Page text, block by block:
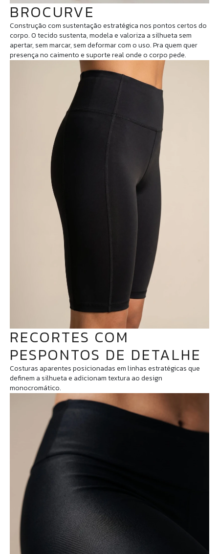
BROCURVE
Construção com sustentação estratégica nos pontos certos do
corpo. O tecido sustenta, modela e valoriza a silhueta sem
apertar, sem marcar, sem deformar com o uso. Pra quem quer
presença no caimento e suporte real onde o corpo pede.
RECORTES COM
PESPONTOS DE DETALHE
Costuras aparentes posicionadas em linhas estratégicas que
definem a silhueta e adicionam textura ao design
monocromático.